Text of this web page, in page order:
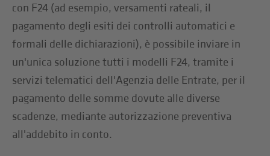
con F24 (ad esempio, versamenti rateali, il
pagamento degli esiti dei controlli automatici e
formali delle dichiarazioni), è possibile inviare in
un'unica soluzione tutti i modelli F24, tramite i
servizi telematici dell'Agenzia delle Entrate, per il
pagamento delle somme dovute alle diverse
scadenze, mediante autorizzazione preventiva
all'addebito in conto.